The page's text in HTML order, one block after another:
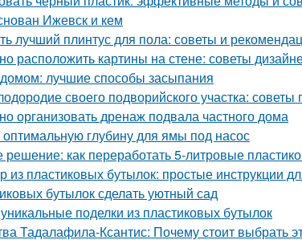
Ижевск и кем
лучший плинтус для пола: советы и
расположить картины на стене: советы
лучшие способы засыпания
своего подворийского участка:
организовать дренаж подвала частного дома
оптимальную глубину для ямы под насос
решение: как переработать 5-литровые
из пластиковых бутылок: простые инструкции
бутылок сделать уютный сад
поделки из пластиковых бутылок
Тадалафила-Ксантис: Почему стоит выбрать